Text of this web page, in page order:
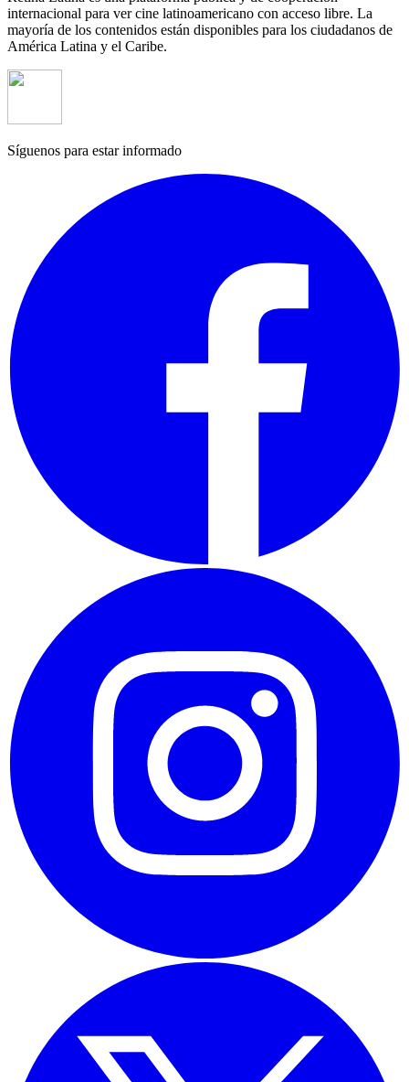
internacional para ver cine latinoamericano con acceso libre. La
mayoría de los contenidos están disponibles para los ciudadanos de
América Latina y el Caribe.
Síguenos para estar informado